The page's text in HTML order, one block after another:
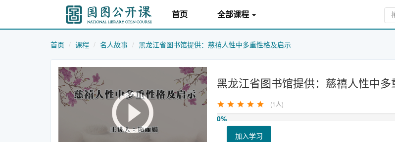
首页 全部课程
首页 课程 名人故事 黑龙江省图书馆提供：慈禧人性中多重性格及启示
黑龙江省图书馆提供：慈禧人性中
(1人)
0%
加入学习